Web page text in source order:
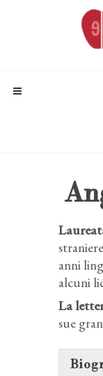
anni
alcuni
La
sue